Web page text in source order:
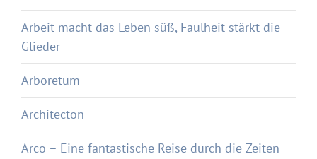
Arbeit macht das Leben süß, Faulheit stärkt die
Glieder
Arboretum
Architecton
Arco – Eine fantastische Reise durch die Zeiten